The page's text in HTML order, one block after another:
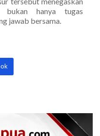
bukan hanya tugas
jawab bersama.